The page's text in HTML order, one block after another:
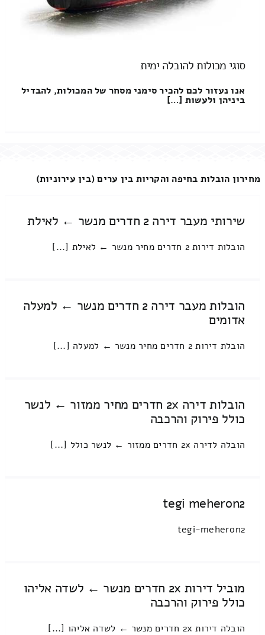
סוגי מכולות להובלה ימית
אנו נעזור לכם להכיר סימני מסחר של המכולות, להבדיל
ביניהן ולעשות […]
מחירון הובלות בחיפה והקריות בין ערים (בין עירוניות)
שירותי מעבר דירה 2 חדרים מנשר ← לאילת
הובלות דירות 2 חדרים מחיר מנשר ← לאילת [...]
הובלות מעבר דירה 2 חדרים מנשר ← למעלה
אדומים
הובלת דירות 2 חדרים מחיר מנשר ← למעלה [...]
הובלות דירה 2x חדרים מחיר ממזור ← לנשר
כולל פירוק והרכבה
הובלה לדירה 2x חדרים ממזור ← לנשר כולל [...]
tegi meheron2
tegi-meheron2
מוביל דירות 2x חדרים מנשר ← לשדה אליהו
כולל פירוק והרכבה
הובלה דירות 2x חדרים מנשר ← לשדה אליהו [...]